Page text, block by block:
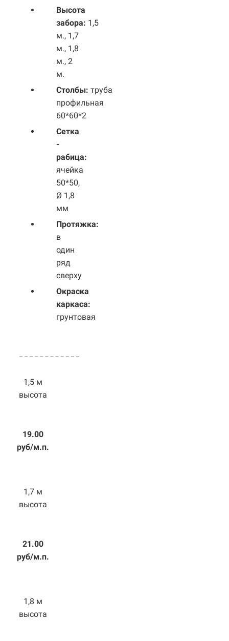
Высота
забора: 1,5
м., 1,7
м., 1,8
м., 2
м.
Столбы: труба
профильная
60*60*2
Сетка
-
рабица:
ячейка
50*50,
Ø 1,8
мм
Протяжка:
в
один
ряд
сверху
Окраска
каркаса:
грунтовая
1,5 м
высота
19.00
руб/м.п.
1,7 м
высота
21.00
руб/м.п.
1,8 м
высота